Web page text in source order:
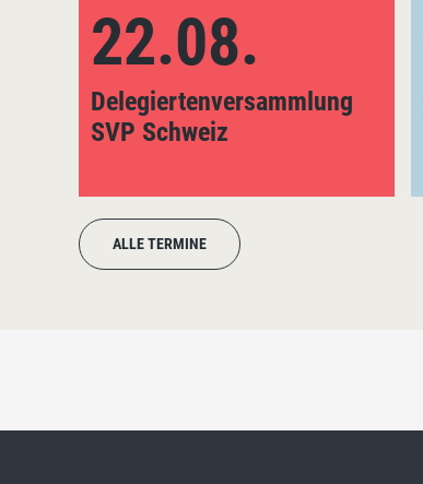
22.08.
Delegiertenversammlung
SVP Schweiz
ALLE TERMINE